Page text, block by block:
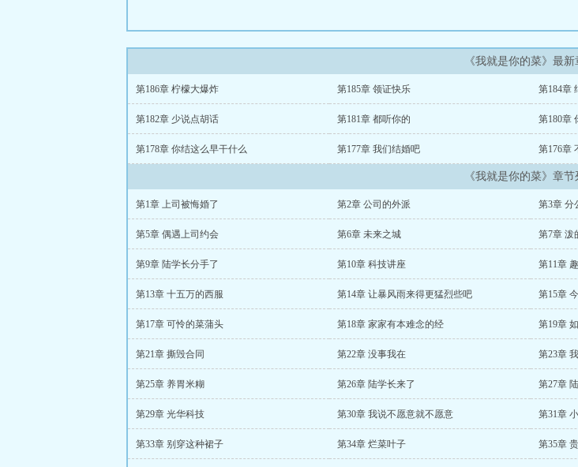
《我就是你的菜》最新
第186章 柠檬大爆炸 第185章 领证快乐 第184章
第182章 少说点胡话 第181章 都听你的 第180章
第178章 你结这么早干什么 第177章 我们结婚吧 第176章
《我就是你的菜》章节
第1章 上司被悔婚了 第2章 公司的外派 第3章 分
第5章 偶遇上司约会 第6章 未来之城 第7章 泼
第9章 陆学长分手了 第10章 科技讲座 第11章
第13章 十五万的西服 第14章 让暴风雨来得更猛烈些吧 第15章
第17章 可怜的菜蒲头 第18章 家家有本难念的经 第19章
第21章 撕毁合同 第22章 没事我在 第23章
第25章 养胃米糊 第26章 陆学长来了 第27章
第29章 光华科技 第30章 我说不愿意就不愿意 第31章
第33章 别穿这种裙子 第34章 烂菜叶子 第35章